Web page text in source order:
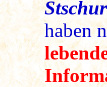
haben